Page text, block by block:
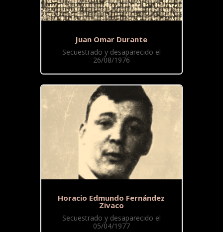
Juan Omar Durante
Secuestrado y desaparecido el
26/08/1976
Horacio Edmundo Fernández
Zivaco
Secuestrado y desaparecido el
05/04/1977